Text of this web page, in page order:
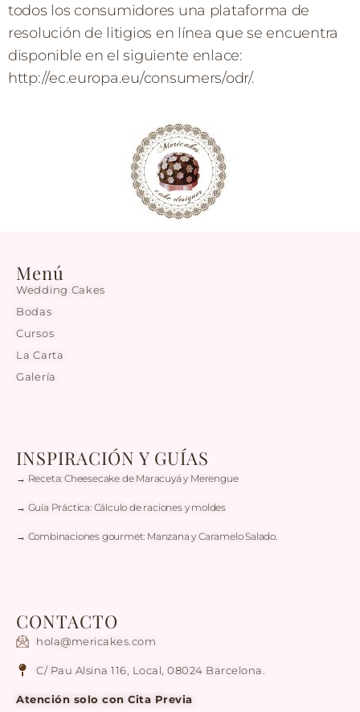
todos los consumidores una plataforma de
resolución de litigios en línea que se encuentra
disponible en el siguiente enlace:
http://ec.europa.eu/consumers/odr/.
Menú
Wedding Cakes
Bodas
Cursos
La Carta
Galería
INSPIRACIÓN Y GUÍAS
→ Receta: Cheesecake de Maracuyá y Merengue
→ Guía Práctica: Cálculo de raciones y moldes
→ Combinaciones gourmet: Manzana y Caramelo Salado.
CONTACTO
hola@mericakes.com
C/ Pau Alsina 116, Local, 08024 Barcelona.
Atención solo con Cita Previa